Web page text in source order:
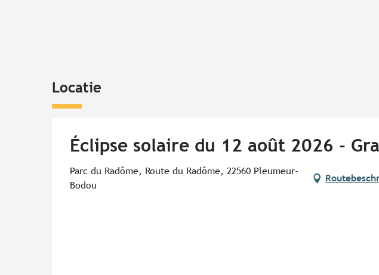
Locatie
Éclipse solaire du 12 août 2026 -
Parc du Radôme, Route du Radôme, 22560 Pleumeur-
Bodou